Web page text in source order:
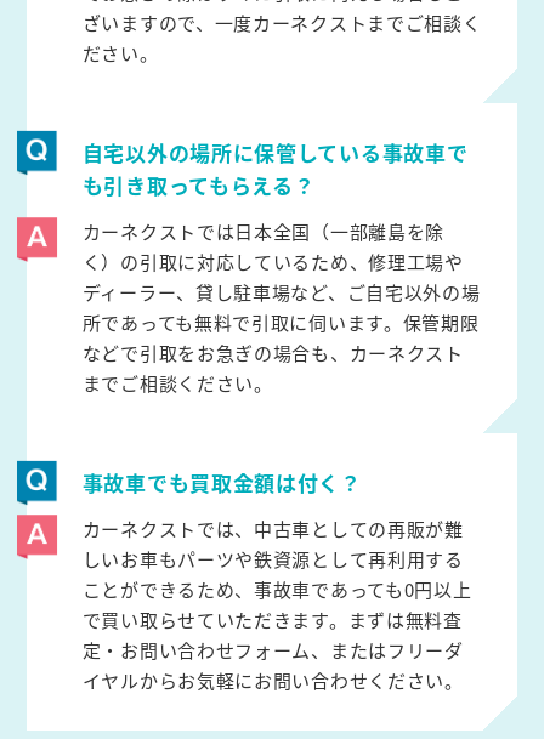
ざいますので、一度カーネクストまでご相談く
ださい。
自宅以外の場所に保管している事故車で
も引き取ってもらえる？
カーネクストでは日本全国（一部離島を除
く）の引取に対応しているため、修理工場や
ディーラー、貸し駐車場など、ご自宅以外の場
所であっても無料で引取に伺います。保管期限
などで引取をお急ぎの場合も、カーネクスト
までご相談ください。
事故車でも買取金額は付く？
カーネクストでは、中古車としての再販が難
しいお車もパーツや鉄資源として再利用する
ことができるため、事故車であっても0円以上
で買い取らせていただきます。まずは無料査
定・お問い合わせフォーム、またはフリーダ
イヤルからお気軽にお問い合わせください。